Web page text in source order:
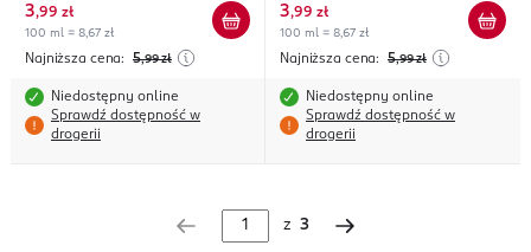
3,99 zł
100 ml = 8,67 zł
Najniższa cena: 5,99 zł
Niedostępny online
Sprawdź dostępność w
drogerii
3,99 zł
100 ml = 8,67 zł
Najniższa cena: 5,99 zł
Niedostępny online
Sprawdź dostępność w
drogerii
z 3